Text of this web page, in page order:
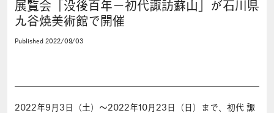
展覧会「没後百年－初代諏訪蘇山」が石川県
九谷焼美術館で開催
Published 2022/09/03
2022年9月3日（土）〜2022年10月23日（日）まで、初代 諏